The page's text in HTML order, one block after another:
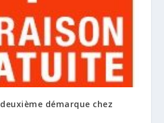
deuxième démarque chez